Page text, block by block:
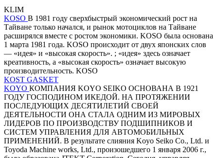
KLIM
KOSO В 1981 году сверхбыстрый экономический рост на
Тайване только начался, и рынок мотоциклов на Тайване
расширялся вместе с ростом экономики. KOSO была основана
1 марта 1981 года. KOSO происходит от двух японских слов
— «идея» и «высокая скорость». ; «идея» здесь означает
креативность, а «высокая скорость» означает высокую
производительность. KOSO
KOST GASKET
KOYO КОМПАНИЯ KOYO SEIKO ОСНОВАНА В 1921
ГОДУ ГОСПОДИНОМ ИКЕДОЙ. НА ПРОТЯЖЕНИИ
ПОСЛЕДУЮЩИХ ДЕСЯТИЛЕТИЙ СВОЕЙ
ДЕЯТЕЛЬНОСТИ ОНА СТАЛА ОДНИМ ИЗ МИРОВЫХ
ЛИДЕРОВ ПО ПРОИЗВОДСТВУ ПОДШИПНИКОВ И
СИСТЕМ УПРАВЛЕНИЯ ДЛЯ АВТОМОБИЛЬНЫХ
ПРИМЕНЕНИЙ. В результате слияния Koyo Seiko Co., Ltd. и
Toyoda Machine works, Ltd., произошедшего 1 января 2006 г.,